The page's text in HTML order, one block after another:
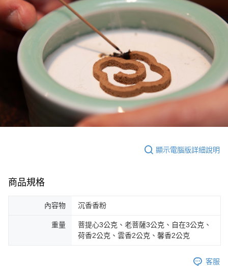
顯示電腦版詳細說明
商品規格
內容物 沉香香粉
重量
菩提心3公克、老菩薩3公克、自在3公克、
荷香2公克、雲香2公克、馨香2公克
客服